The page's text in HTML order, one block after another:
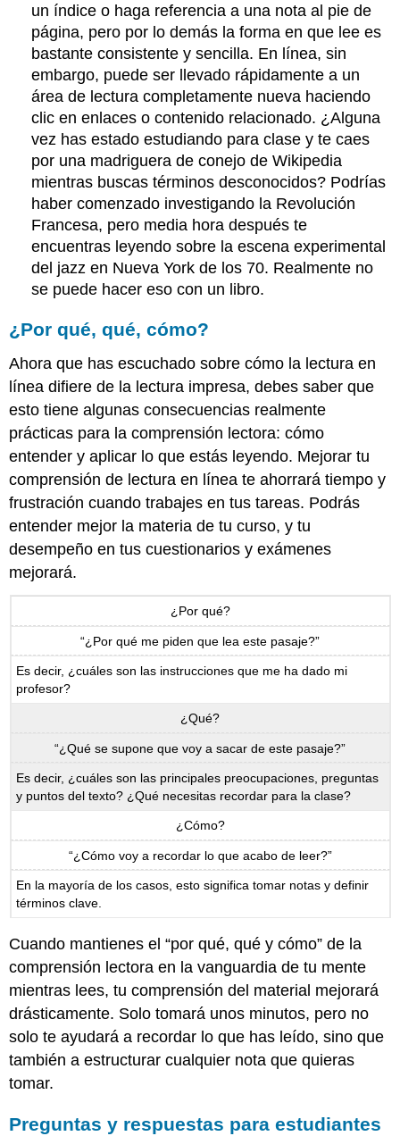
un índice o haga referencia a una nota al pie de
página, pero por lo demás la forma en que lee es
bastante consistente y sencilla. En línea, sin
embargo, puede ser llevado rápidamente a un
área de lectura completamente nueva haciendo
clic en enlaces o contenido relacionado. ¿Alguna
vez has estado estudiando para clase y te caes
por una madriguera de conejo de Wikipedia
mientras buscas términos desconocidos? Podrías
haber comenzado investigando la Revolución
Francesa, pero media hora después te
encuentras leyendo sobre la escena experimental
del jazz en Nueva York de los 70. Realmente no
se puede hacer eso con un libro.
¿Por qué, qué, cómo?
Ahora que has escuchado sobre cómo la lectura en
línea difiere de la lectura impresa, debes saber que
esto tiene algunas consecuencias realmente
prácticas para la comprensión lectora: cómo
entender y aplicar lo que estás leyendo. Mejorar tu
comprensión de lectura en línea te ahorrará tiempo y
frustración cuando trabajes en tus tareas. Podrás
entender mejor la materia de tu curso, y tu
desempeño en tus cuestionarios y exámenes
mejorará.
¿Por qué?
“¿Por qué me piden que lea este pasaje?”
Es decir, ¿cuáles son las instrucciones que me ha dado mi
profesor?
¿Qué?
“¿Qué se supone que voy a sacar de este pasaje?”
Es decir, ¿cuáles son las principales preocupaciones, preguntas
y puntos del texto? ¿Qué necesitas recordar para la clase?
¿Cómo?
“¿Cómo voy a recordar lo que acabo de leer?”
En la mayoría de los casos, esto significa tomar notas y definir
términos clave.
Cuando mantienes el “por qué, qué y cómo” de la
comprensión lectora en la vanguardia de tu mente
mientras lees, tu comprensión del material mejorará
drásticamente. Solo tomará unos minutos, pero no
solo te ayudará a recordar lo que has leído, sino que
también a estructurar cualquier nota que quieras
tomar.
Preguntas y respuestas para estudiantes